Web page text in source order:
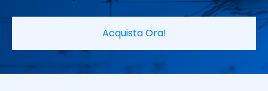
Acquista Ora!